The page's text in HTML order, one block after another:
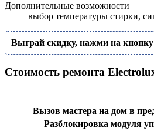
Дополнительные возможности
выбор температуры стирки,
Выграй скидку, нажми на
Стоимость ремонта
Вызов мастера на дом в
Разблокировка модуля